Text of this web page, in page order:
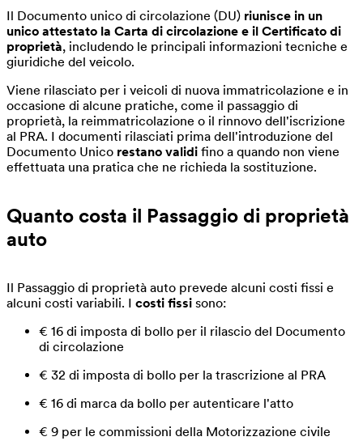
Il Documento unico di circolazione (DU) riunisce in un
unico attestato la Carta di circolazione e il Certificato di
proprietà, includendo le principali informazioni tecniche e
giuridiche del veicolo.
Viene rilasciato per i veicoli di nuova immatricolazione e in
occasione di alcune pratiche, come il passaggio di
proprietà, la reimmatricolazione o il rinnovo dell'iscrizione
al PRA. I documenti rilasciati prima dell'introduzione del
Documento Unico restano validi fino a quando non viene
effettuata una pratica che ne richieda la sostituzione.
Quanto costa il Passaggio di proprietà
auto
Il Passaggio di proprietà auto prevede alcuni costi fissi e
alcuni costi variabili. I costi fissi sono:
€ 16 di imposta di bollo per il rilascio del Documento
di circolazione
€ 32 di imposta di bollo per la trascrizione al PRA
€ 16 di marca da bollo per autenticare l'atto
€ 9 per le commissioni della Motorizzazione civile